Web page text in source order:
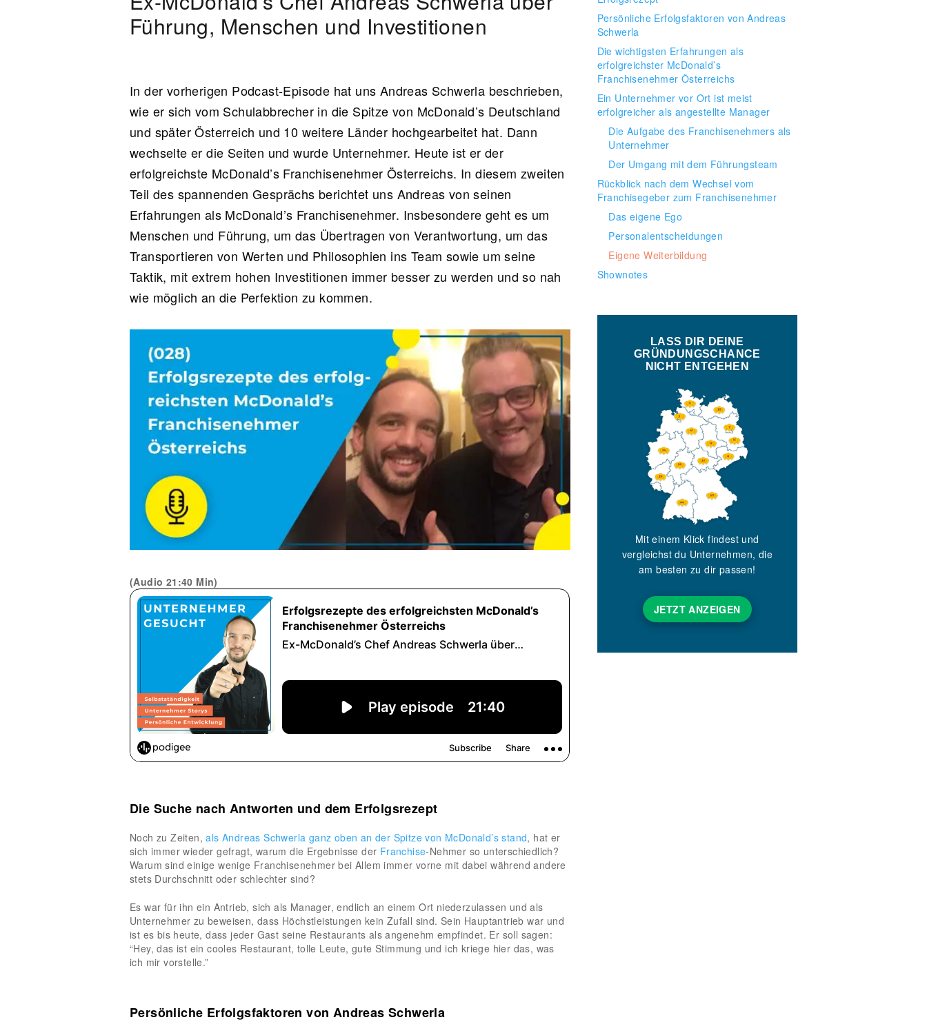
Führung, Menschen und Investitionen
In der vorherigen Podcast-Episode hat uns Andreas Schwerla beschrieben,
wie er sich vom Schulabbrecher in die Spitze von McDonald’s Deutschland
und später Österreich und 10 weitere Länder hochgearbeitet hat. Dann
wechselte er die Seiten und wurde Unternehmer. Heute ist er der
erfolgreichste McDonald’s Franchisenehmer Österreichs. In diesem zweiten
Teil des spannenden Gesprächs berichtet uns Andreas von seinen
Erfahrungen als McDonald’s Franchisenehmer. Insbesondere geht es um
Menschen und Führung, um das Übertragen von Verantwortung, um das
Transportieren von Werten und Philosophien ins Team sowie um seine
Taktik, mit extrem hohen Investitionen immer besser zu werden und so nah
wie möglich an die Perfektion zu kommen.
(Audio 21:40 Min)
Die Suche nach Antworten und dem Erfolgsrezept
Noch zu Zeiten,als Andreas Schwerla ganz oben an der Spitze von McDonald’s stand, hat er
sich immer wieder gefragt, warum die Ergebnisse der Franchise-Nehmer so unterschiedlich?
Warum sind einige wenige Franchisenehmer bei Allem immer vorne mit dabei während andere
stets Durchschnitt oder schlechter sind?
Es war für ihn ein Antrieb, sich als Manager, endlich an einem Ort niederzulassen und als
Unternehmer zu beweisen, dass Höchstleistungen kein Zufall sind. Sein Hauptantrieb war und
ist es bis heute, dass jeder Gast seine Restaurants als angenehm empfindet. Er soll sagen:
“Hey, das ist ein cooles Restaurant, tolle Leute, gute Stimmung und ich kriege hier das, was
ich mir vorstelle.”
Persönliche Erfolgsfaktoren von Andreas Schwerla
Persönliche Erfolgsfaktoren von Andreas
Schwerla
Die wichtigsten Erfahrungen als
erfolgreichster McDonald’s
Franchisenehmer Österreichs
Ein Unternehmer vor Ort ist meist
erfolgreicher als angestellte Manager
Die Aufgabe des Franchisenehmers als
Unternehmer
Der Umgang mit dem Führungsteam
Rückblick nach dem Wechsel vom
Franchisegeber zum Franchisenehmer
Das eigene Ego
Personalentscheidungen
Eigene Weiterbildung
Shownotes
LASS DIR DEINE
GRÜNDUNGSCHANCE
NICHT ENTGEHEN
Mit einem Klick findest und
vergleichst du Unternehmen, die
am besten zu dir passen!
JETZT ANZEIGEN